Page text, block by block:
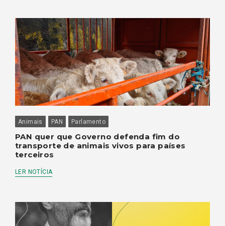
Animais PAN Parlamento
PAN quer que Governo defenda fim do
transporte de animais vivos para países
terceiros
LER NOTÍCIA